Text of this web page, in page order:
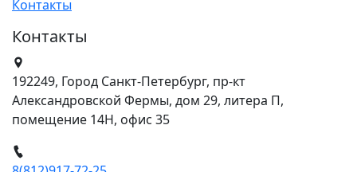
Контакты
Контакты
192249, Город Санкт-Петербург, пр-кт
Александровской Фермы, дом 29, литера П,
помещение 14Н, офис 35